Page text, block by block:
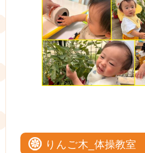
りんご木_体操教室